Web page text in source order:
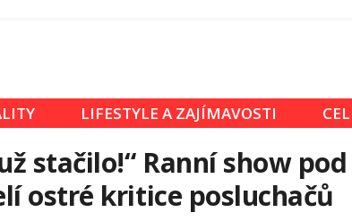
LIFESTYLE A ZAJÍMAVOSTI
stačilo!“ Ranní show pod
ostré kritice posluchačů